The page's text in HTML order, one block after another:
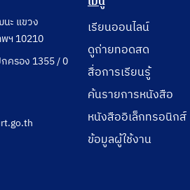
ะ แขวง
ฯ 10210
ครอง 1355 / 0
เรียนออนไลน์
ดูถ่ายทอดสด
สื่อการเรียนรู้
ค้นรายการหนังสือ
หนังสืออิเล็กทรอนิกส์
ข้อมูลผู้ใช้งาน